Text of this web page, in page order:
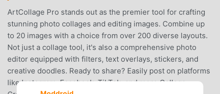
ArtCollage Pro stands out as the premier tool for crafting
stunning photo collages and editing images. Combine up
to 20 images with a choice from over 200 diverse layouts.
Not just a collage tool, it's also a comprehensive photo
editor equipped with filters, text overlays, stickers, and
creative doodles. Ready to share? Easily post on platforms
like Instagram, Facebook, TikTok, and more.Collage